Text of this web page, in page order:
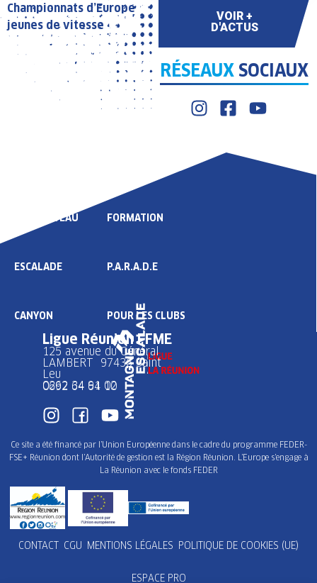
Championnats d’Europe
jeunes de vitesse
VOIR +
D'ACTUS
RÉSEAUX SOCIAUX
HAUT NIVEAU
ESCALADE
CANYON
FORMATION
P.A.R.A.D.E
POUR LES CLUBS
Ligue Réunion FFME
125 avenue du Général
LAMBERT 97436 Saint
Leu
0262 34 91 02
0692 64 64 10
Ce site a été financé par l’Union Européenne dans le cadre du programme FEDER-
FSE+ Réunion dont l’Autorité de gestion est la Région Réunion. L’Europe s’engage à
La Réunion avec le fonds FEDER
CONTACT CGU MENTIONS LÉGALES POLITIQUE DE COOKIES (UE)
ESPACE PRO